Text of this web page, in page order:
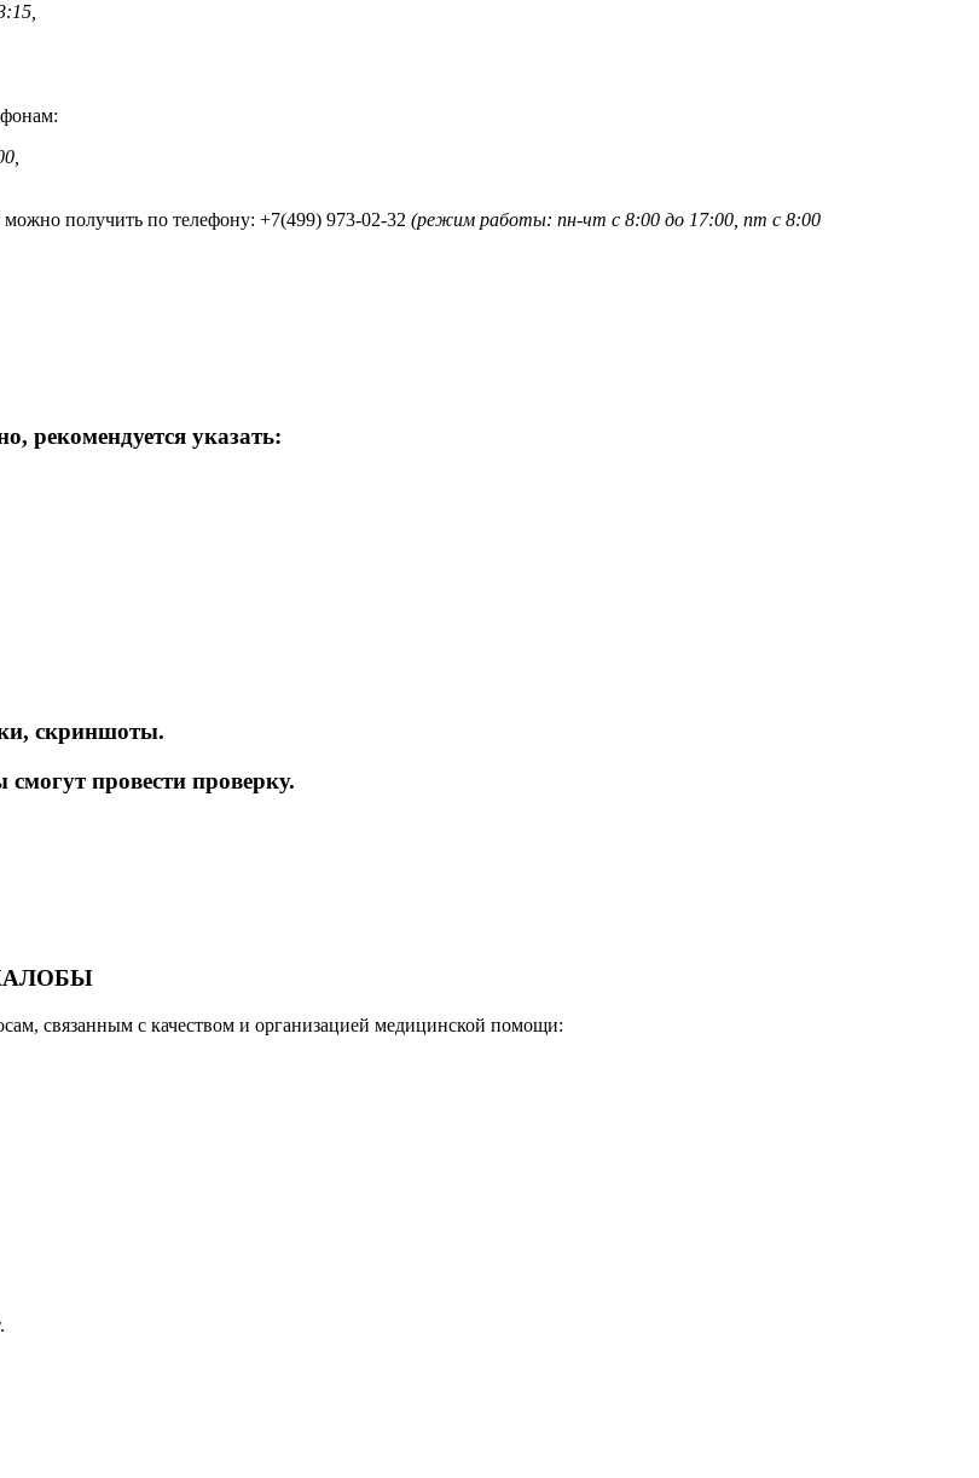
получить по телефону: +7(499) 973-02-32 (режим работы: пн-чт с 8:00 до 17:00, пт с 8:00
рекомендуется указать:
скриншоты.
провести проверку.
связанным с качеством и организацией медицинской помощи: